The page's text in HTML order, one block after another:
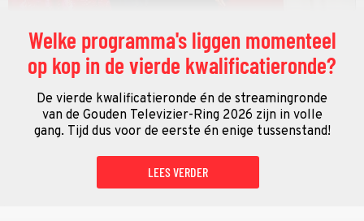
Welke programma's liggen momenteel
op kop in de vierde kwalificatieronde?
De vierde kwalificatieronde én de streamingronde
van de Gouden Televizier-Ring 2026 zijn in volle
gang. Tijd dus voor de eerste én enige tussenstand!
LEES VERDER